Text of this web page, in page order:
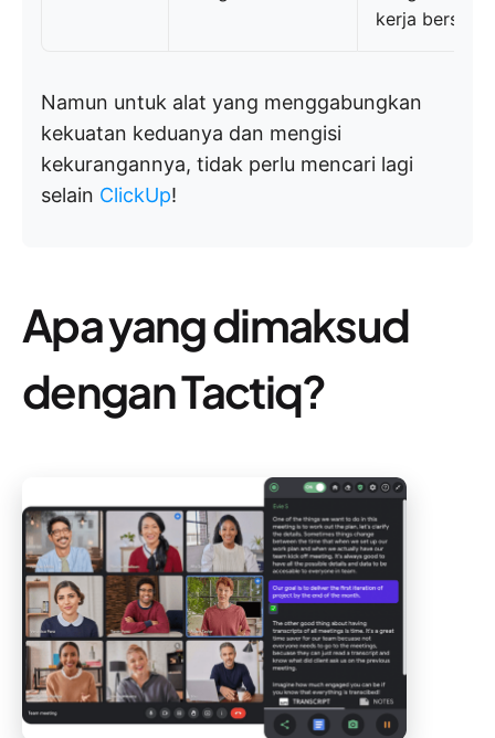
kerja bersama
Namun untuk alat yang menggabungkan
kekuatan keduanya dan mengisi
kekurangannya, tidak perlu mencari lagi
selain ClickUp!
Apa yang dimaksud
dengan Tactiq?